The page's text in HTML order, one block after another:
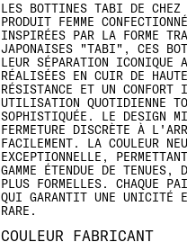
LES BOTTINES TABI DE CHEZ
PRODUIT FEMME
INSPIRÉES PAR LA FORME
JAPONAISES "TABI", CES
LEUR SÉPARATION ICONIQUE
RÉALISÉES EN CUIR DE
RÉSISTANCE ET UN CONFORT
UTILISATION QUOTIDIENNE
SOPHISTIQUÉE. LE DESIGN
FERMETURE DISCRÈTE À
FACILEMENT. LA COULEUR
EXCEPTIONNELLE,
GAMME ÉTENDUE DE TENUES,
PLUS FORMELLES. CHAQUE
QUI GARANTIT UNE UNICITÉ
RARE.
COULEUR FABRICANT